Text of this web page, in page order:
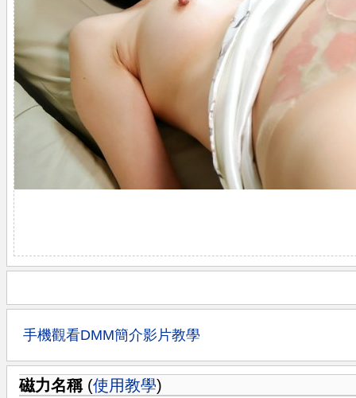
手機觀看DMM簡介影片教學
磁力名稱(使用教學)